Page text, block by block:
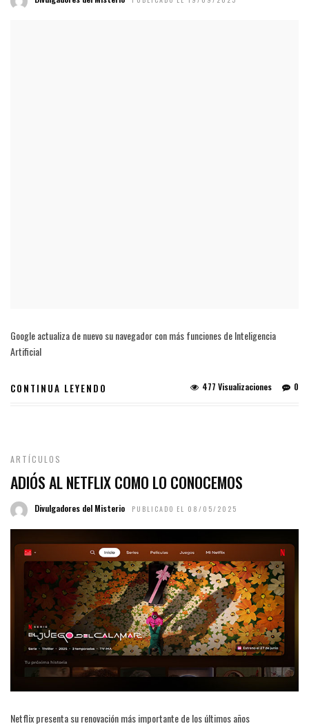
Google actualiza de nuevo su navegador con más funciones de Inteligencia
Artificial
CONTINUA LEYENDO 0
477 Visualizaciones
ARTÍCULOS
ADIÓS AL NETFLIX COMO LO CONOCEMOS
Divulgadores del Misterio PUBLICADO EL 08/05/2025
Netflix presenta su renovación más importante de los últimos años